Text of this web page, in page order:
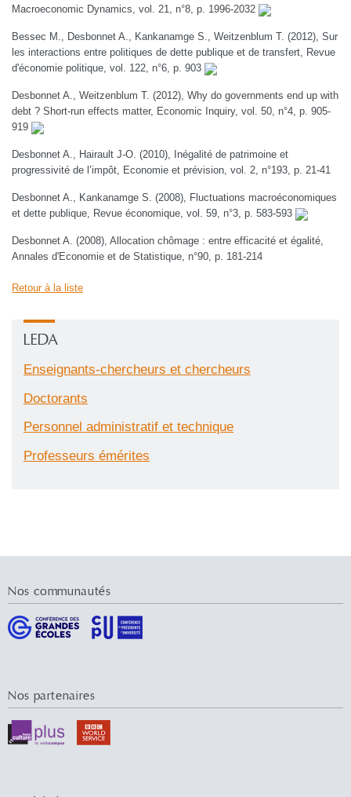
Macroeconomic Dynamics, vol. 21, n°8, p. 1996-2032
Bessec M., Desbonnet A., Kankanamge S., Weitzenblum T. (2012), Sur
les interactions entre politiques de dette publique et de transfert, Revue
d'économie politique, vol. 122, n°6, p. 903
Desbonnet A., Weitzenblum T. (2012), Why do governments end up with
debt ? Short-run effects matter, Economic Inquiry, vol. 50, n°4, p. 905-
919
Desbonnet A., Hairault J-O. (2010), Inégalité de patrimoine et
progressivité de l’impôt, Economie et prévision, vol. 2, n°193, p. 21-41
Desbonnet A., Kankanamge S. (2008), Fluctuations macroéconomiques
et dette publique, Revue économique, vol. 59, n°3, p. 583-593
Desbonnet A. (2008), Allocation chômage : entre efficacité et égalité,
Annales d'Economie et de Statistique, n°90, p. 181-214
Retour à la liste
LEDA
Enseignants-chercheurs et chercheurs
Doctorants
Personnel administratif et technique
Professeurs émérites
Nos communautés
Nos partenaires